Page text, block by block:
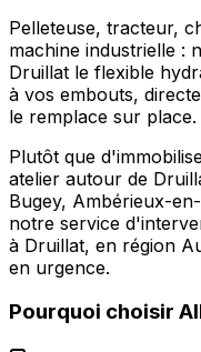
Pelleteuse, tracteur,
machine industrielle :
Druillat le flexible
à vos embouts,
le remplace sur place.
Plutôt que
atelier autour de
Bugey, Ambérieux-
notre service
à Druillat, en région
en urgence.
Pourquoi choisir